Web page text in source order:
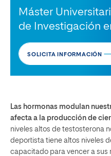
Máster
de Investigación
SOLICITA INFORMACIÓN
Las hormonas modulan
afecta a la producción de
niveles altos de testosterona
deportista tiene altos niveles
capacitado para vencer a sus